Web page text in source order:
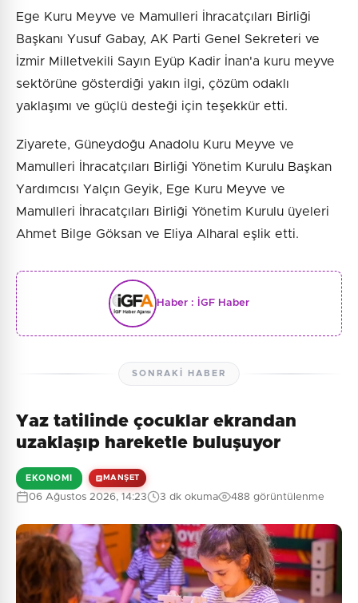
Ege Kuru Meyve ve Mamulleri İhracatçıları Birliği
Başkanı Yusuf Gabay, AK Parti Genel Sekreteri ve
İzmir Milletvekili Sayın Eyüp Kadir İnan'a kuru meyve
sektörüne gösterdiği yakın ilgi, çözüm odaklı
yaklaşımı ve güçlü desteği için teşekkür etti.
Ziyarete, Güneydoğu Anadolu Kuru Meyve ve
Mamulleri İhracatçıları Birliği Yönetim Kurulu Başkan
Yardımcısı Yalçın Geyik, Ege Kuru Meyve ve
Mamulleri İhracatçıları Birliği Yönetim Kurulu üyeleri
Ahmet Bilge Göksan ve Eliya Alharal eşlik etti.
Haber : İGF Haber
SONRAKI HABER
Yaz tatilinde çocuklar ekrandan
uzaklaşıp hareketle buluşuyor
EKONOMI MANŞET
06 Ağustos 2026, 14:23 3 dk okuma 488 görüntülenme